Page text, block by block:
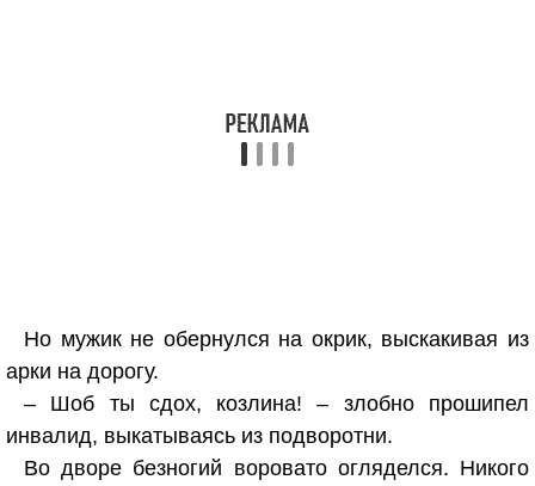
Но мужик не обернулся на окрик, выскакивая из
арки на дорогу.
– Шоб ты сдох, козлина! – злобно прошипел
инвалид, выкатываясь из подворотни.
Во дворе безногий воровато огляделся. Никого